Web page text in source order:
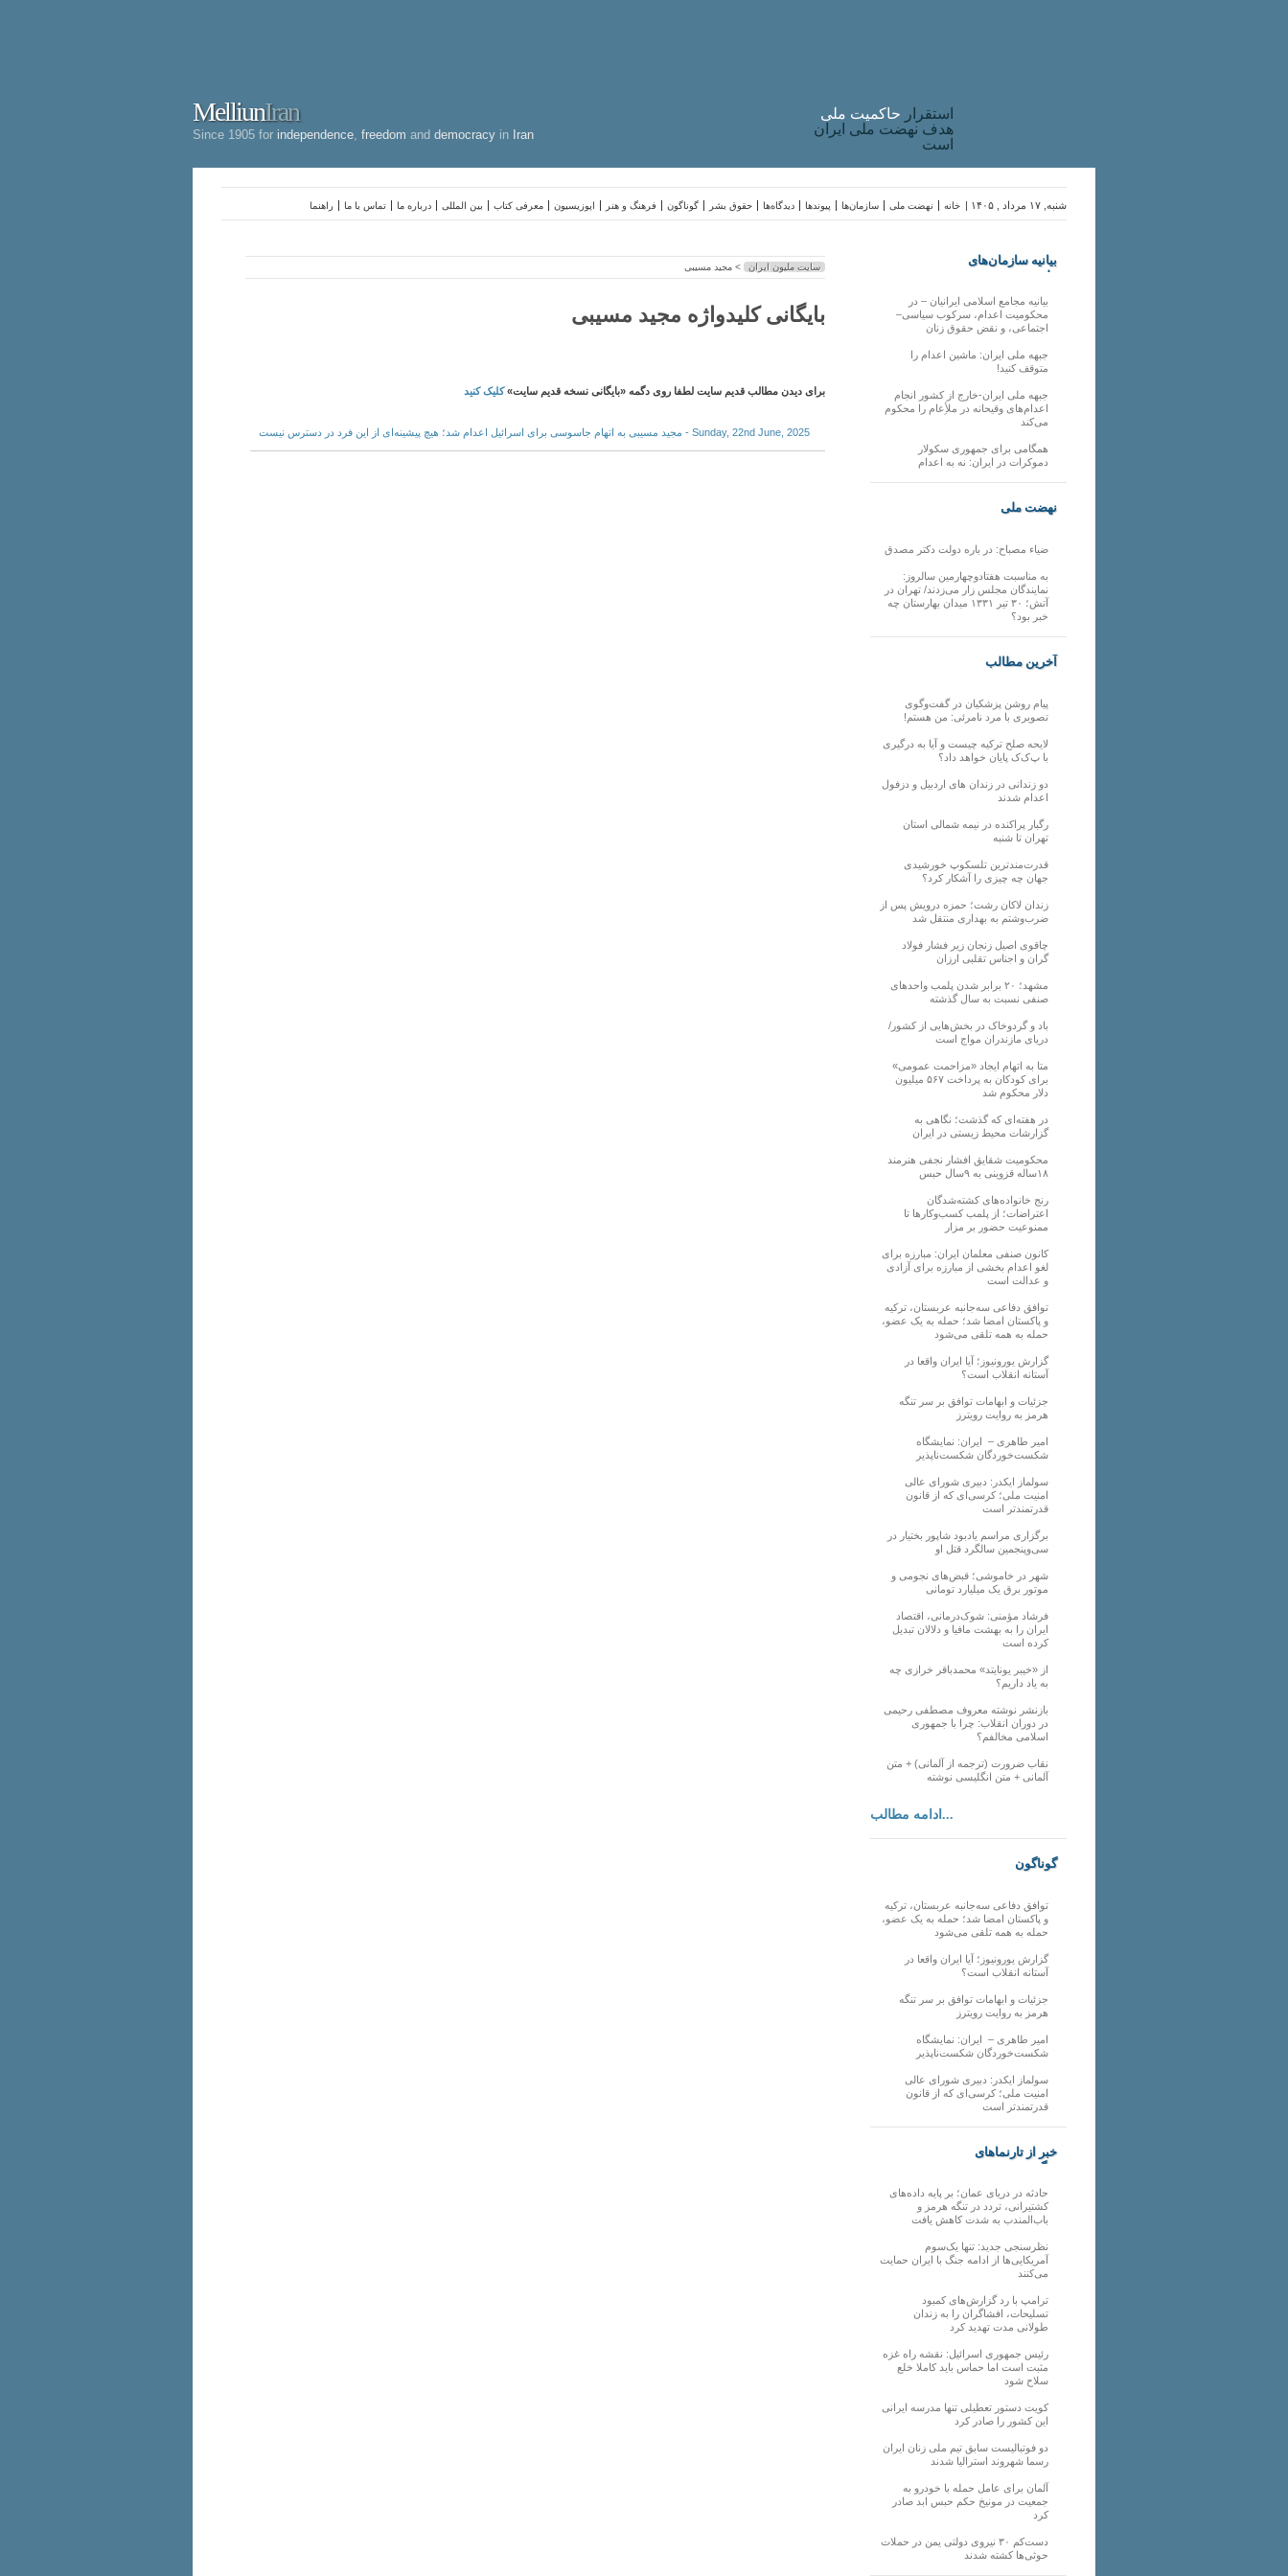
MelliunIran
Since 1905 for independence freedom and democracy in Iran
استقرار حاکميت ملی
هدف نهضت ملی ایران
است
راهنما تماس با ما درباره ما بین المللی معرفی کتاب اپوزیسیون فرهنگ و هنر گوناگون حقوق بشر دیدگاه‌ها پیوندها سازمان‌ها نهضت ملی خانه شنبه, ۱۷ مرداد , ۱۴۰۵ |
سایت ملیون ایران > مجید مسیبی
بایگانی کلیدواژه مجید مسیبی
برای دیدن مطالب قدیم سایت لطفا روی دگمه «بایگانی نسخه قدیم سایت»کلیک کنید
Sunday, 22nd June, 2025 - مجید مسیبی به اتهام جاسوسی برای اسرائیل اعدام شد؛ هیچ پیشینه‌ای از این فرد در دسترس نیست
بیانیه سازمان‌های
ملی
بیانیه مجامع اسلامی ایرانیان – در
محکومیت اعدام، سرکوب سیاسی–
اجتماعی، و نقض حقوق زنان
جبهه ملی ایران: ماشین اعدام را
متوقف کنید!
جبهه ملی ایران-خارج از کشور انجام
اعدام‌های وقیحانه در ملأِعام را محکوم
می‌کند
همگامی برای جمهوری سکولار
دموکرات در ایران: نه به اعدام
نهضت ملی
ضیاء مصباح: در باره دولت دکتر مصدق
به مناسبت هفتادوچهارمین سالروز:
نمایندگان مجلس زار می‌زدند/ تهران در
آتش؛ ۳۰ تیر ۱۳۳۱ میدان بهارستان چه
خبر بود؟
آخرین مطالب
پیام روشن پزشکیان در گفت‌و‌گوی
تصویری با مرد نامرئی: من هستم!
لایحه صلح ترکیه چیست و آیا به درگیری
با پ‌ک‌ک پایان خواهد داد؟
دو زندانی در زندان های اردبیل و دزفول
اعدام شدند
رگبار پراکنده در نیمه شمالی استان
تهران تا شنبه
قدرت‌مندترین تلسکوپ خورشیدی
جهان چه چیزی را آشکار کرد؟
زندان لاکان رشت؛ حمزه درویش پس از
ضرب‌وشتم به بهداری منتقل شد
چاقوی اصیل زنجان زیر فشار فولاد
گران و اجناس تقلبی ارزان
مشهد؛ ۲۰ برابر شدن پلمب واحدهای
صنفی نسبت به سال گذشته
باد و گردوخاک در بخش‌هایی از کشور/
دریای مازندران مواج است
متا به اتهام ایجاد «مزاحمت عمومی»
برای کودکان به پرداخت ۵۶۷ میلیون
دلار محکوم شد
در هفته‌ای که گذشت؛ نگاهی به
گزارشات محیط زیستی در ایران
محکومیت شقایق افشار نجفی هنرمند
۱۸ساله قزوینی به ۹سال حبس
رنج خانواده‌های کشته‌شدگان
اعتراضات؛ از پلمب کسب‌وکارها تا
ممنوعیت حضور بر مزار
کانون صنفی معلمان ایران: مبارزه برای
لغو اعدام بخشی از مبارزه برای آزادی
و عدالت است
توافق دفاعی سه‌جانبه عربستان، ترکیه
و پاکستان امضا شد؛ حمله به یک عضو،
حمله به همه تلقی می‌شود
گزارش یورونیوز؛ آیا ایران واقعا در
آستانه انقلاب است؟
جزئیات و ابهامات توافق بر سر تنگه
هرمز به روایت رویترز
امیر طاهری – ایران: نمایشگاه
شکست‌خوردگان شکست‌ناپذیر
سولماز ایکدر: دبیری شورای عالی
امنیت ملی؛ کرسی‌ای که از قانون
قدرتمندتر است
برگزاری مراسم یادبود شاپور بختیار در
سی‌وپنجمین سالگرد قتل او
شهر در خاموشی؛ قبض‌های نجومی و
موتور برق یک میلیارد تومانی
فرشاد مؤمنی: شوک‌درمانی، اقتصاد
ایران را به بهشت مافیا و دلالان تبدیل
کرده است
از «خیبر یونایتد» محمدباقر خرازی چه
به یاد داریم؟
بازنشر نوشته معروف مصطفی رحیمی
در دوران انقلاب: چرا با جمهوری
اسلامی مخالفم؟
نقاب ضرورت (ترجمه از آلمانی) + متن
آلمانی + متن انگلیسی نوشته
ادامه مطالب...
گوناگون
توافق دفاعی سه‌جانبه عربستان، ترکیه
و پاکستان امضا شد؛ حمله به یک عضو،
حمله به همه تلقی می‌شود
گزارش یورونیوز؛ آیا ایران واقعا در
آستانه انقلاب است؟
جزئیات و ابهامات توافق بر سر تنگه
هرمز به روایت رویترز
امیر طاهری – ایران: نمایشگاه
شکست‌خوردگان شکست‌ناپذیر
سولماز ایکدر: دبیری شورای عالی
امنیت ملی؛ کرسی‌ای که از قانون
قدرتمندتر است
خبر از تارنماهای
دیگر
حادثه در دریای عمان؛ بر پایه داده‌های
کشتیرانی، تردد در تنگه هرمز و
باب‌المندب به شدت کاهش یافت
نظرسنجی جدید: تنها یک‌سوم
آمریکایی‌ها از ادامه جنگ با ایران حمایت
می‌کنند
ترامپ با رد گزارش‌های کمبود
تسلیحات، افشاگران را به زندان
طولانی مدت تهدید کرد
رئیس‌ جمهوری اسرائیل: نقشه راه غزه
مثبت است اما حماس باید کاملا خلع
سلاح شود
کویت دستور تعطیلی تنها مدرسه ایرانی
این کشور را صادر کرد
دو فوتبالیست سابق تیم ملی زنان ایران
رسما شهروند استرالیا شدند
آلمان برای عامل حمله با خودرو به
جمعیت در مونیخ حکم حبس ابد صادر
کرد
دست‌کم ۳۰ نیروی دولتی یمن در حملات
حوثی‌ها کشته شدند